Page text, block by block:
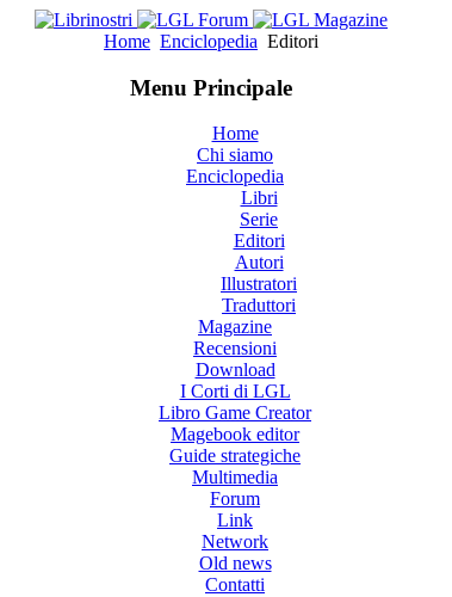
Home Enciclopedia Editori
Menu Principale
Home
Chi siamo
Enciclopedia
Libri
Serie
Editori
Autori
Illustratori
Traduttori
Magazine
Recensioni
Download
I Corti di LGL
Libro Game Creator
Magebook editor
Guide strategiche
Multimedia
Forum
Link
Network
Old news
Contatti